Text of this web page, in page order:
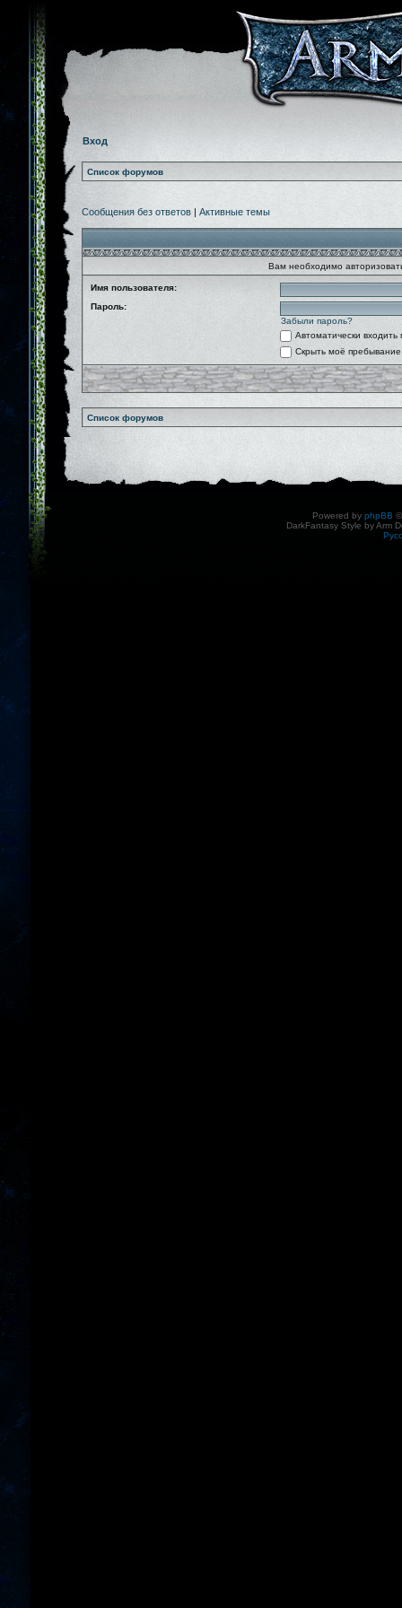
Вход
Список форумов
Сообщения без ответов | Активные темы
Вам необходимо
Имя пользователя:
Пароль:
Забыли пароль?
Автоматически
Скрыть моё
Список форумов
Powered by phpBB
DarkFantasy Style by Arm